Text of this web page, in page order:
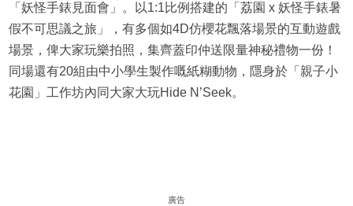
「妖怪手錶見面會」。以1:1比例搭建的「荔園 x 妖怪手錶暑
假不可思議之旅」，有多個如4D仿櫻花飄落場景的互動遊戲
場景，俾大家玩樂拍照，集齊蓋印仲送限量神秘禮物一份！
同場還有20組由中小學生製作嘅紙糊動物，隱身於「親子小
花園」工作坊內同大家大玩Hide N’Seek。
廣告